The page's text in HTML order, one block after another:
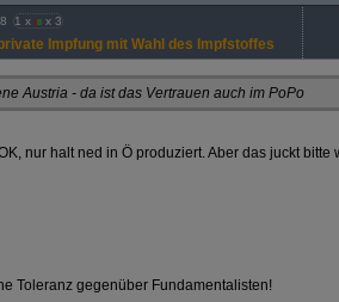
1 x x 3
Impfung mit Wahl des Impfstoffes
Austria - da ist das Vertrauen auch im PoPo
nur halt ned in Ö produziert. Aber das juckt bitte
Toleranz gegenüber Fundamentalisten!